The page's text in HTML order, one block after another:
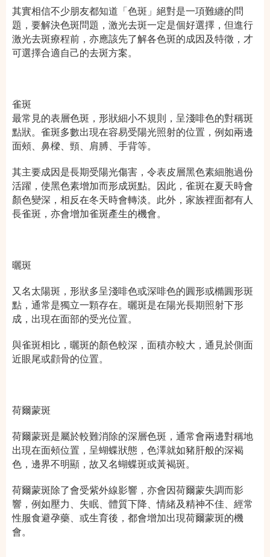
其實相信不少朋友都知道「色斑」絕對是一項難纏的問
題，要解決色斑問題，激光去斑一定是個好選擇，但進行
激光去斑療程前，亦應該先了解各色斑的成因及特徵，才
可選擇合適自己的去斑方案。
雀斑
最常見的表層色斑，形狀細小不規則，呈淺啡色的對稱斑
點狀。雀斑多數出現在容易受陽光照射的位置，例如兩邊
面頰、鼻樑、頸、肩膊、手背等。
其主要成因是長期受陽光傷害，令表皮層黑色素細胞過份
活躍，使黑色素增加而形成斑點。因此，雀斑在夏天時會
顏色變深，相反在冬天時會轉淡。此外，家族裡面都有人
長雀斑，亦會增加雀斑產生的機會。
曬斑
又名太陽斑，形狀多呈淺啡色或深啡色的圓形或橢圓形斑
點，通常是獨立一顆存在。曬斑是在陽光長期照射下形
成，出現在面部的受光位置。
與雀斑相比，曬斑的顏色較深，面積亦較大，通見於側面
近眼尾或顴骨的位置。
荷爾蒙斑
荷爾蒙斑是屬於較難消除的深層色斑，通常會兩邊對稱地
出現在面頰位置，呈蝴蝶狀態，色澤就如豬肝般的深褐
色，邊界不明顯，故又名蝴蝶斑或黃褐斑。
荷爾蒙斑除了會受紫外線影響，亦會因荷爾蒙失調而影
響，例如壓力、失眠、 體質下降、情緒及精神不佳、經常
性服食避孕藥、或生育後，都會增加出現荷爾蒙斑的機
會。